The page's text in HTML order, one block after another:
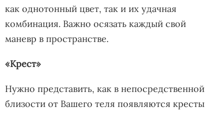
как однотонный цвет, так и их удачная
комбинация. Важно осязать каждый свой
маневр в пространстве.
«Крест»
Нужно представить, как в непосредственной
близости от Вашего теля появляются кресты